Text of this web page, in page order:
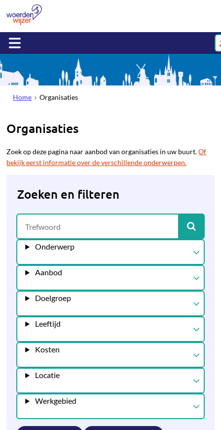
Home Organisaties
Organisaties
Zoek op deze pagina naar aanbod van organisaties in uw buurt.Of
bekijk eerst informatie over de verschillende onderwerpen.
Zoeken en filteren
Onderwerp
Aanbod
Doelgroep
Leeftijd
Kosten
Locatie
Werkgebied